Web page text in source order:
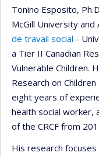
Tonino Esposito,
McGill University
de travail social -
a Tier II Canadian
Vulnerable Children.
Research on
eight years of
health social worker,
of the CRCF from
His research